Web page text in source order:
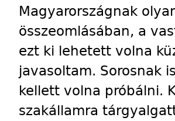
Magyarországnak
összeomlásában, a
ezt ki lehetett volna
javasoltam. Sorosnak
kellett volna próbálni.
szakállamra